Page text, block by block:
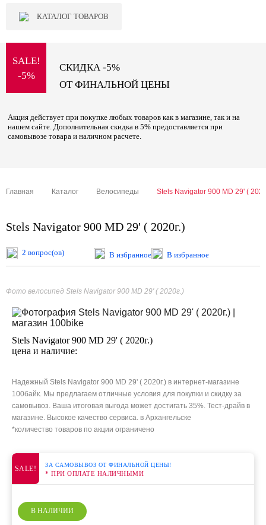
КАТАЛОГ ТОВАРОВ
SALE!
-5%
СКИДКА -5%
ОТ ФИНАЛЬНОЙ ЦЕНЫ
Акция действует при покупке любых товаров как в магазине, так и на
нашем сайте. Дополнительная скидка в 5% предоставляется при
самовывозе товара и наличном расчете.
Главная Каталог Велосипеды Stels Navigator 900 MD 29' (
Stels Navigator 900 MD 29' ( 2020г.)
2 вопрос(ов) В избранное В избранное
Фото велосипед Stels Navigator 900 MD 29' ( 2020г.)
Stels Navigator 900 MD 29' ( 2020г.)
цена и наличие:
Надежный Stels Navigator 900 MD 29' ( 2020г.) в интернет-магазине
100байк. Мы предлагаем отличные условия для покупки и скидку за
самовывоз. Ваша итоговая выгода может достигать 35%. Тест-драйв в
магазине. Высокое качество сервиса. в Архангельске
*количество товаров по акции ограничено
SALE! ЗА САМОВЫВОЗ ОТ ФИНАЛЬНОЙ ЦЕНЫ!
* ПРИ ОПЛАТЕ НАЛИЧНЫМИ
В НАЛИЧИИ